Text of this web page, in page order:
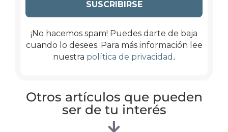
¡No hacemos spam! Puedes darte de baja
cuando lo desees. Para más información lee
nuestra política de privacidad .
Otros artículos que pueden
ser de tu interés